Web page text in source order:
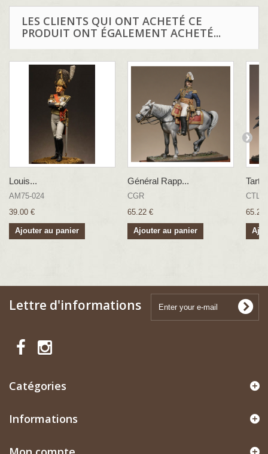
LES CLIENTS QUI ONT ACHETÉ CE
PRODUIT ONT ÉGALEMENT ACHETÉ...
Louis...
AM75-024
39.00 €
Ajouter au panier
Général Rapp...
CGR
65.22 €
Ajouter au panier
CTL
65.22
Lettre d'informations
Catégories
Informations